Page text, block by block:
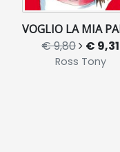
VOGLIO LA MIA
€ 9,80 € 9,31
Ross Tony